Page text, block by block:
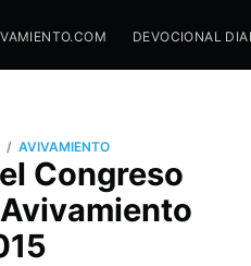
DEVOCIONAL
/ AVIVAMIENTO
Congreso